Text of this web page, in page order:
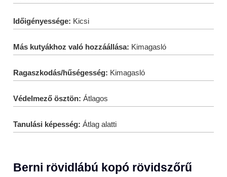
Időigényessége: Kicsi
Más kutyákhoz való hozzáállása: Kimagasló
Ragaszkodás/hűségesség: Kimagasló
Védelmező ösztön: Átlagos
Tanulási képesség: Átlag alatti
Berni rövidlábú kopó rövidszőrű